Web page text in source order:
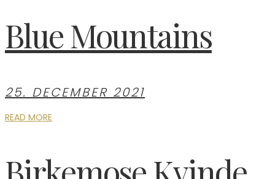
Blue Mountains
25. DECEMBER 2021
READ MORE